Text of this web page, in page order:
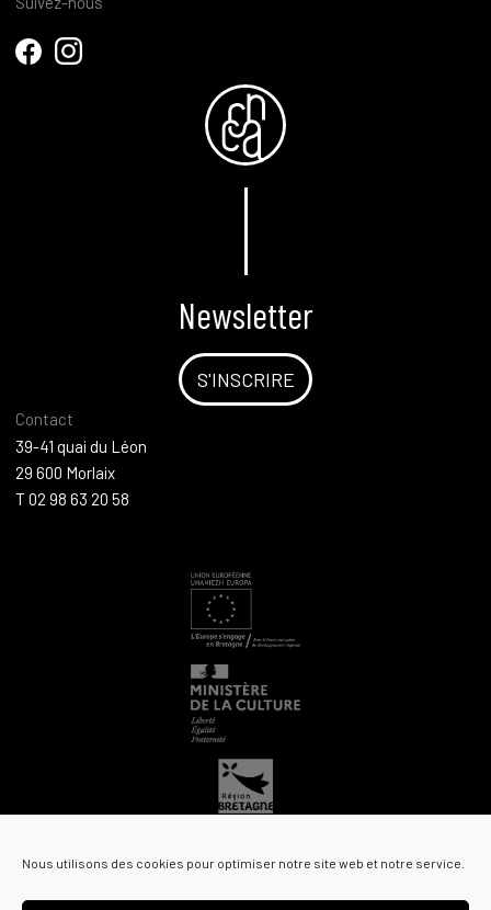
Nous utilisons des cookies pour optimiser notre site web et notre service.
Newsletter
S'INSCRIRE
Contact
39-41 quai du Léon
29 600 Morlaix
T 02 98 63 20 58